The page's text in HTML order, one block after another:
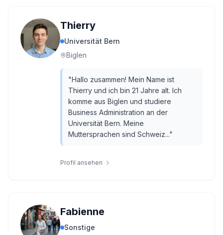
Thierry
Universität Bern
Biglen
"Hallo zusammen! Mein Name ist
Thierry und ich bin 21 Jahre alt. Ich
komme aus Biglen und studiere
Business Administration an der
Universität Bern. Meine
Muttersprachen sind Schweiz..."
Profil ansehen
Fabienne
Sonstige